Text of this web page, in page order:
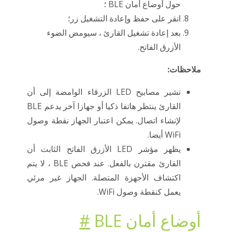
حول أوضاع أمان BLE ؛
انقر على حفظ وإعادة التشغيل زر؛
بعد إعادة تشغيل القارئ ، سيومض الضوء
الأزرق الفاتح.
ملاحظات:
تشير مصابيح LED الزرقاء الوامضة إلى أن
القارئ ينتظر هاتفا ذكيا أو جهازا آخر يدعم BLE
لإنشاء اتصال. يمكن اعتبار الجهاز نقطة وصول
WiFi أيضا.
يظهر مؤشر LED الأزرق الفاتح الثابت أن
القارئ مقترن بالفعل. عند فحص BLE ، لا يتم
اكتشاف الأجهزة المتصلة. الجهاز غير مرئي
يعمل كنقطة وصول WiFi.
أوضاع أمان BLE #